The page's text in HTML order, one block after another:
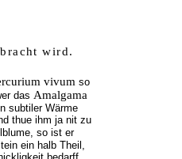
wird.
vivum so
das Amalgama
subtiler Wärme
thue ihm ja nit zu
so ist er
ein halb Theil,